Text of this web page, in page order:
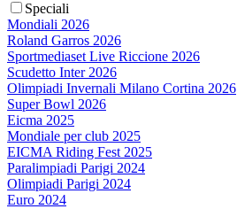
Speciali
Mondiali 2026
Roland Garros 2026
Sportmediaset Live Riccione 2026
Scudetto Inter 2026
Olimpiadi Invernali Milano Cortina 2026
Super Bowl 2026
Eicma 2025
Mondiale per club 2025
EICMA Riding Fest 2025
Paralimpiadi Parigi 2024
Olimpiadi Parigi 2024
Euro 2024